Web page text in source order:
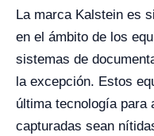
La marca Kalstein es
en el ámbito de los
sistemas de
la excepción. Estos
última tecnología para
capturadas sean